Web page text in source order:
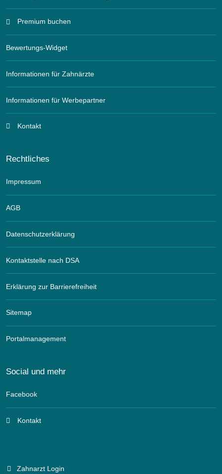
Premium buchen
Bewertungs-Widget
Informationen für Zahnärzte
Informationen für Werbepartner
Kontakt
Rechtliches
Impressum
AGB
Datenschutzerklärung
Kontaktstelle nach DSA
Erklärung zur Barrierefreiheit
Sitemap
Portalmanagement
Social und mehr
Facebook
Kontakt
Zahnarzt Login